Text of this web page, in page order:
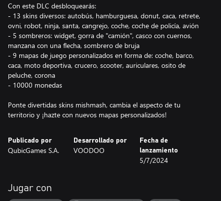
Con este DLC desbloquearás:
- 13 skins diversos: autobús, hamburguesa, donut, caca, retrete,
ovni, robot, ninja, santa, cangrejo, coche, coche de policía, avión
- 5 sombreros: widget, gorra de "camión", casco con cuernos,
manzana con una flecha, sombrero de bruja
- 9 mapas de juego personalizados en forma de: coche, barco,
caca, moto deportiva, crucero, scooter, auriculares, osito de
peluche, corona
- 10000 monedas
Ponte divertidas skins mishmash, cambia el aspecto de tu
territorio y ¡hazte con nuevos mapas personalizados!
Publicado por
QubicGames S.A.
Desarrollado por
VOODOO
Fecha de
lanzamiento
5/7/2024
Jugar con